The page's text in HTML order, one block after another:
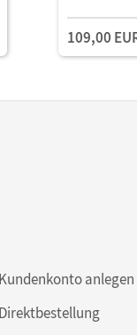
und
109,00
Kundenkonto anlegen
Direktbestellung